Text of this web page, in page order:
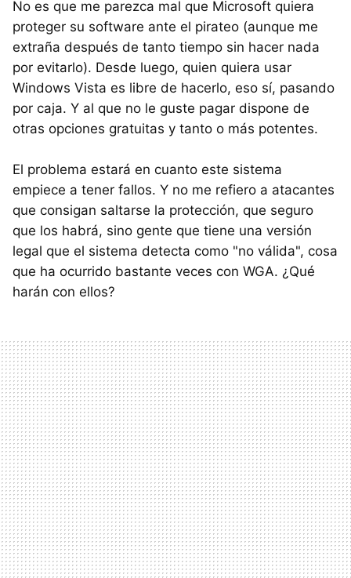
No es que me parezca mal que Microsoft quiera
proteger su software ante el pirateo (aunque me
extraña después de tanto tiempo sin hacer nada
por evitarlo). Desde luego, quien quiera usar
Windows Vista es libre de hacerlo, eso sí, pasando
por caja. Y al que no le guste pagar dispone de
otras opciones gratuitas y tanto o más potentes.
El problema estará en cuanto este sistema
empiece a tener fallos. Y no me refiero a atacantes
que consigan saltarse la protección, que seguro
que los habrá, sino gente que tiene una versión
legal que el sistema detecta como "no válida", cosa
que ha ocurrido bastante veces con WGA. ¿Qué
harán con ellos?